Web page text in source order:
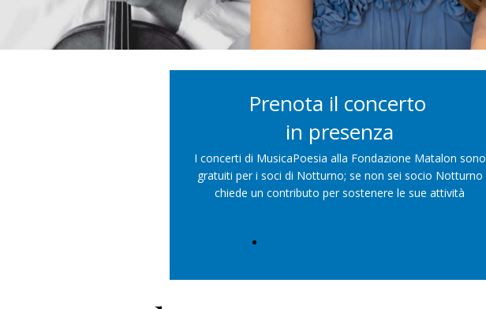
Prenota il concerto
in presenza
I concerti di MusicaPoesia alla Fondazione Matalon sono
gratuiti per i soci di Notturno; se non sei socio Notturno
chiede un contributo per sostenere le sue attività